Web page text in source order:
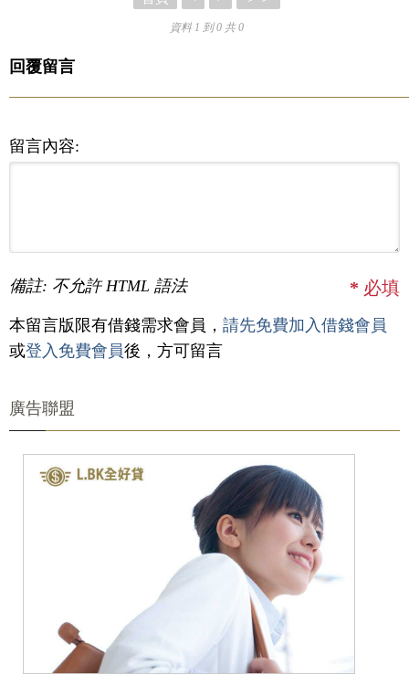
資料 1 到 0 共 0
回覆留言
留言內容:
備註: 不允許 HTML 語法 * 必填
本留言版限有借錢需求會員， 請先免費加入借錢會員
或登入免費會員後，方可留言
廣告聯盟